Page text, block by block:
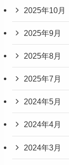
2025年10月
2025年9月
2025年8月
2025年7月
2024年5月
2024年4月
2024年3月